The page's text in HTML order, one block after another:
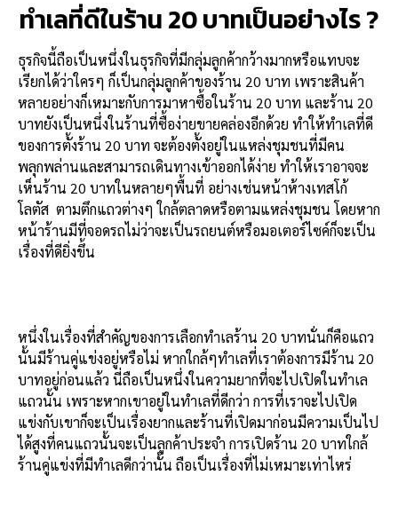
ทำเลที่ดีในร้าน 20 บาทเป็นอย่างไร ?
ธุรกิจนี้ถือเป็นหนึ่งในธุรกิจที่มีกลุ่มลูกค้ากว้างมากหรือแทบจะ
เรียกได้ว่าใครๆ ก็เป็นกลุ่มลูกค้าของร้าน 20 บาท เพราะสินค้า
หลายอย่างก็เหมาะกับการมาหาซื้อในร้าน 20 บาท และร้าน 20
บาทยังเป็นหนึ่งในร้านที่ซื้อง่ายขายคล่องอีกด้วย ทำให้ทำเลที่ดี
ของการตั้งร้าน 20 บาท จะต้องตั้งอยู่ในแหล่งชุมชนที่มีคน
พลุกพล่านและสามารถเดินทางเข้าออกได้ง่าย ทำให้เราอาจจะ
เห็นร้าน 20 บาทในหลายๆพื้นที่ อย่างเช่นหน้าห้างเทสโก้
โลตัส ตามตึกแถวต่างๆ ใกล้ตลาดหรือตามแหล่งชุมชน โดยหาก
หน้าร้านมีที่จอดรถไม่ว่าจะเป็นรถยนต์หรือมอเตอร์ไซค์ก็จะเป็น
เรื่องที่ดียิ่งขึ้น
หนึ่งในเรื่องที่สำคัญของการเลือกทำเลร้าน 20 บาทนั่นก็คือแถว
นั้นมีร้านคู่แข่งอยู่หรือไม่ หากใกล้ๆทำเลที่เราต้องการมีร้าน 20
บาทอยู่ก่อนแล้ว นี่ถือเป็นหนึ่งในความยากที่จะไปเปิดในทำเล
แถวนั้น เพราะหากเขาอยู่ในทำเลที่ดีกว่า การที่เราจะไปเปิด
แข่งกับเขาก็จะเป็นเรื่องยากและร้านที่เปิดมาก่อนมีความเป็นไป
ได้สูงที่คนแถวนั้นจะเป็นลูกค้าประจำ การเปิดร้าน 20 บาทใกล้
ร้านคู่แข่งที่มีทำเลดีกว่านั้น ถือเป็นเรื่องที่ไม่เหมาะเท่าไหร่